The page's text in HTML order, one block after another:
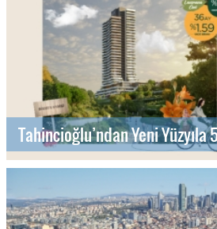
Tahincioğlu’ndan Yeni Yüzyıla